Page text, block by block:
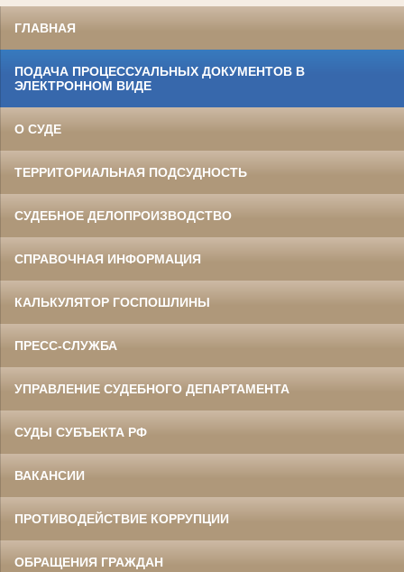
ГЛАВНАЯ
ПОДАЧА ПРОЦЕССУАЛЬНЫХ ДОКУМЕНТОВ В
ЭЛЕКТРОННОМ ВИДЕ
О СУДЕ
ТЕРРИТОРИАЛЬНАЯ ПОДСУДНОСТЬ
СУДЕБНОЕ ДЕЛОПРОИЗВОДСТВО
СПРАВОЧНАЯ ИНФОРМАЦИЯ
КАЛЬКУЛЯТОР ГОСПОШЛИНЫ
ПРЕСС-СЛУЖБА
УПРАВЛЕНИЕ СУДЕБНОГО ДЕПАРТАМЕНТА
СУДЫ СУБЪЕКТА РФ
ВАКАНСИИ
ПРОТИВОДЕЙСТВИЕ КОРРУПЦИИ
ОБРАЩЕНИЯ ГРАЖДАН